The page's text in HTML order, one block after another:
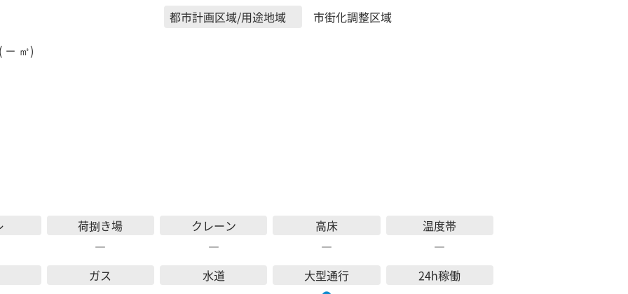
－ ㎡)
都市計画区域/用途地域 市街化調整区域
荷捌き場
―
クレーン
―
高床
―
温度帯
―
ガス
水道
大型通行
24h稼働